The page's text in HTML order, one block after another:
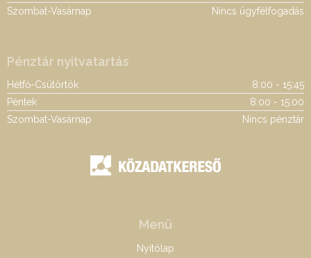
Szombat-Vasárnap
Nincs ügyfélfogadás
Pénztár nyitvatartás
Hétfő-Csütörtök
8:00 - 15:45
Péntek
8:00 - 15:00
Szombat-Vasárnap
Nincs pénztár
Menü
Nyitólap